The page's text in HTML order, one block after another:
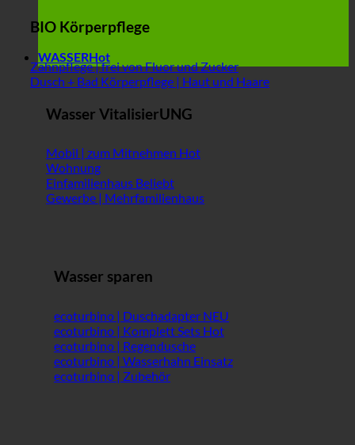
BIO Körperpflege
Zahnpflege | frei von Fluor und Zucker
Dusch + Bad Körperpflege | Haut und Haare
WASSER
Wasser VitalisierUNG
Mobil | zum Mitnehmen
Wohnung
Einfamilienhaus
Gewerbe | Mehrfamilienhaus
Wasser sparen
ecoturbino | Duschadapter
ecoturbino | Komplett Sets
ecoturbino | Regendusche
ecoturbino | Wasserhahn Einsatz
ecoturbino | Zubehör